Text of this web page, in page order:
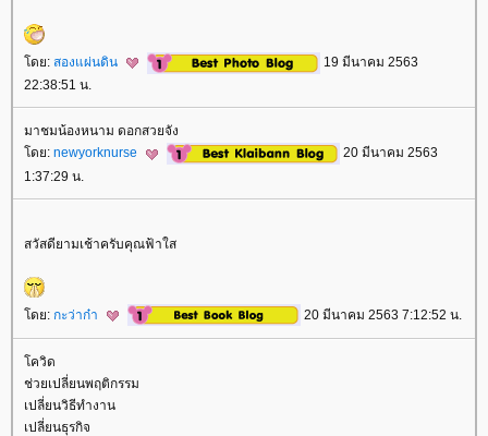
ดย: สองแผ่นดิน
19 มีนาคม 2563
22:38:51 น.
มาชมน้องหนาม ดอกสวยจัง
ดย: newyorknurse
20 มีนาคม 2563
1:37:29 น.
สวัสดียามเช้าครับคุณฟ้าใส
ดย: กะว่าก๋า 20 มีนาคม 2563 7:12:52 น.
ควิด
ช่วยเปลี่ยนพฤติกรรม
เปลี่ยนวิธีทำงาน
เปลี่ยนธุรกิจ